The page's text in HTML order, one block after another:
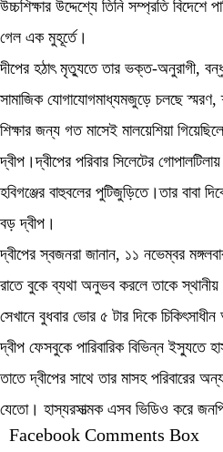
উচ্চশিক্ষার উদ্দেশ্যে তিনি সম্প্রতি
গেল এক মুহূর্তে।
দীপের হঠাৎ মৃত্যুতে তার ভক্ত-অনুরাগী,
সামাজিক যোগাযোগমাধ্যমজুড়ে চলছে স্মরণ,
শিক্ষার জন্য গত মাসেই মালয়েশিয়া
দ্বীপ।দ্বীপের পরিবার সিলেটের
হবিগঞ্জের বাহুবলের পুটিজুড়িতে।তার বাবা
বড় দ্বীপ।
দ্বীপের স্বজনরা জানান, ১১ নভেম্বর
রাতে বুকে ব্যথা অনুভব করলে তাকে স্থানীয়
সেখানে বুধবার ভোর ৫ টার দিকে
দ্বীপ ফেসবুকে পারিবারিক বিভিন্ন ইস্যুতে
তাতে দ্বীপের সাথে তার মাসহ পরিবারের
যেতো। হাস্যরসাত্মক এসব ভিডিও করে
Facebook Comments Box